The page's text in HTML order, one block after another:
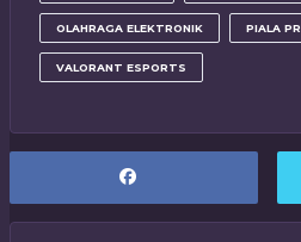
OLAHRAGA ELEKTRONIK PIALA
VALORANT ESPORTS